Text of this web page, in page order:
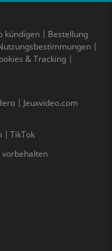
kündigen| Bestellung
|
& Tracking|
| Jeuxvideo.com
| TikTok
vorbehalten